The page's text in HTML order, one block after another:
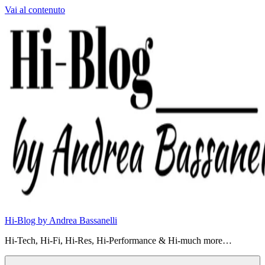
Vai al contenuto
Hi-Blog by Andrea Bassanelli
Hi-Tech, Hi-Fi, Hi-Res, Hi-Performance & Hi-much more…